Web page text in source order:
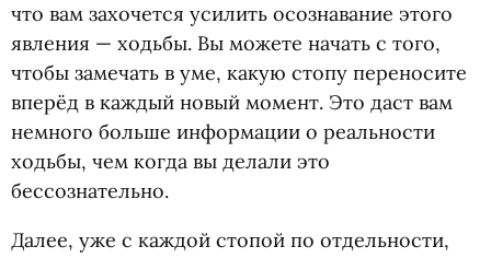
что вам захочется усилить осознавание этого
явления — ходьбы. Вы можете начать с того,
чтобы замечать в уме, какую стопу переносите
вперёд в каждый новый момент. Это даст вам
немного больше информации о реальности
ходьбы, чем когда вы делали это
бессознательно.
Далее, уже с каждой стопой по отдельности,